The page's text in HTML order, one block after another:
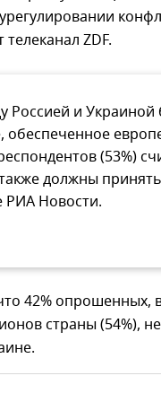
ZDF.
Россией и Украиной
обеспеченное
(53%)
должны
Новости.
42% опрошенных,
страны (54%),